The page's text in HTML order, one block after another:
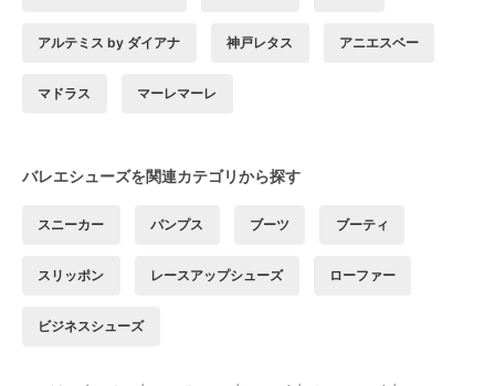
アルテミス by ダイアナ 神戸レタス アニエスベー
マドラス マーレマーレ
バレエシューズを関連カテゴリから探す
スニーカー パンプス ブーツ ブーティ
スリッポン レースアップシューズ ローファー
ビジネスシューズ